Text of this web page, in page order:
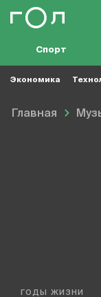
Спорт
Экономика
Главная
ГОДЫ ЖИЗНИ